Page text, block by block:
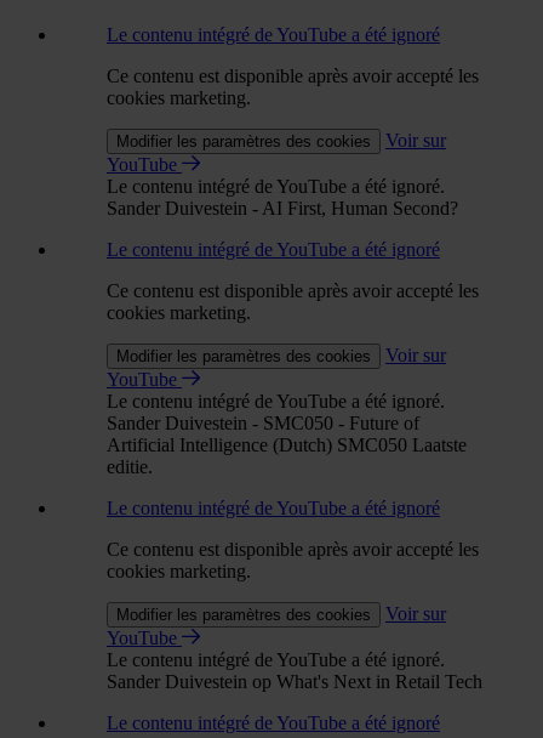
Le contenu intégré de YouTube a été ignoré
Ce contenu est disponible après avoir accepté les
cookies marketing.
Modifier les paramètres des cookies
Voir sur
YouTube
Le contenu intégré de YouTube a été ignoré.
Sander Duivestein - AI First, Human Second?
Le contenu intégré de YouTube a été ignoré
Ce contenu est disponible après avoir accepté les
cookies marketing.
Modifier les paramètres des cookies
Voir sur
YouTube
Le contenu intégré de YouTube a été ignoré.
Sander Duivestein - SMC050 - Future of
Artificial Intelligence (Dutch) SMC050 Laatste
editie.
Le contenu intégré de YouTube a été ignoré
Ce contenu est disponible après avoir accepté les
cookies marketing.
Modifier les paramètres des cookies
Voir sur
YouTube
Le contenu intégré de YouTube a été ignoré.
Sander Duivestein op What's Next in Retail Tech
Le contenu intégré de YouTube a été ignoré